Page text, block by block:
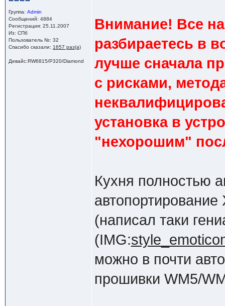
Группа: Admin
Сообщений: 4884
Регистрация: 25.11.2007
Из: СПб
Пользователь №: 32
Спасибо сказали: 1657 раз(а)
Девайс:RW6815/P320/Diamond
Внимание! Все
разбираетесь в
лучше сначала
с рисками,
установка в
"нехорошим"
Кухня полностью
(написал таки
(IMG:
можно в почти
прошивки WM5/